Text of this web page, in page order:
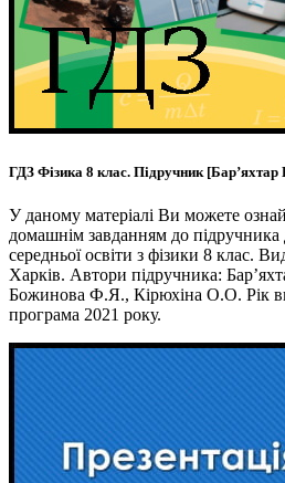
ГДЗ Фізика 8 клас. Підручник
У даному матеріалі Ви можете
домашнім завданням до підручника
середньої освіти з фізики 8 клас.
Харків. Автори підручника:
Божинова Ф.Я., Кірюхіна О.О. Рік
програма 2021 року.